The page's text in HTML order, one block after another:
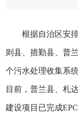
根据自治区安
则县、措勤县、普
个污水处理收集系
目前，普兰县、札
建设项目已完成